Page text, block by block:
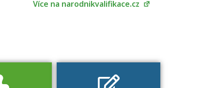
Více na narodnikvalifikace.cz